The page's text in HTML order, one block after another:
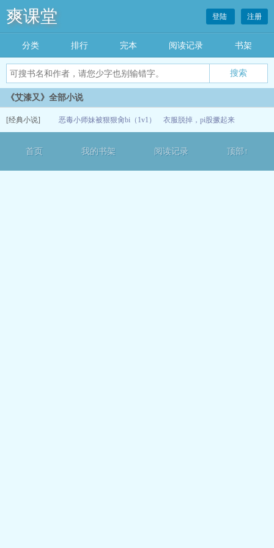
爽课堂 登陆 注册
分类 排行 完本 阅读记录 书架
《艾漆又》全部小说
[经典小说] 恶毒小师妹被狠狠肏bi（1v1） 衣服脱掉，pi股撅起来
首页 我的书架 阅读记录 顶部↑